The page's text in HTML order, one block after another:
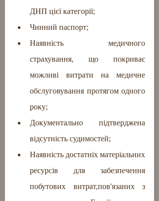
ДНП цієї категорії;
Чинний паспорт;
Наявність медичного
страхування, що покриває
можливі витрати на медичне
обслуговування протягом одного
року;
Документально підтверджена
відсутність судимостей;
Наявність достатніх матеріальних
ресурсів для забезпечення
побутових витрат,пов'язаних з